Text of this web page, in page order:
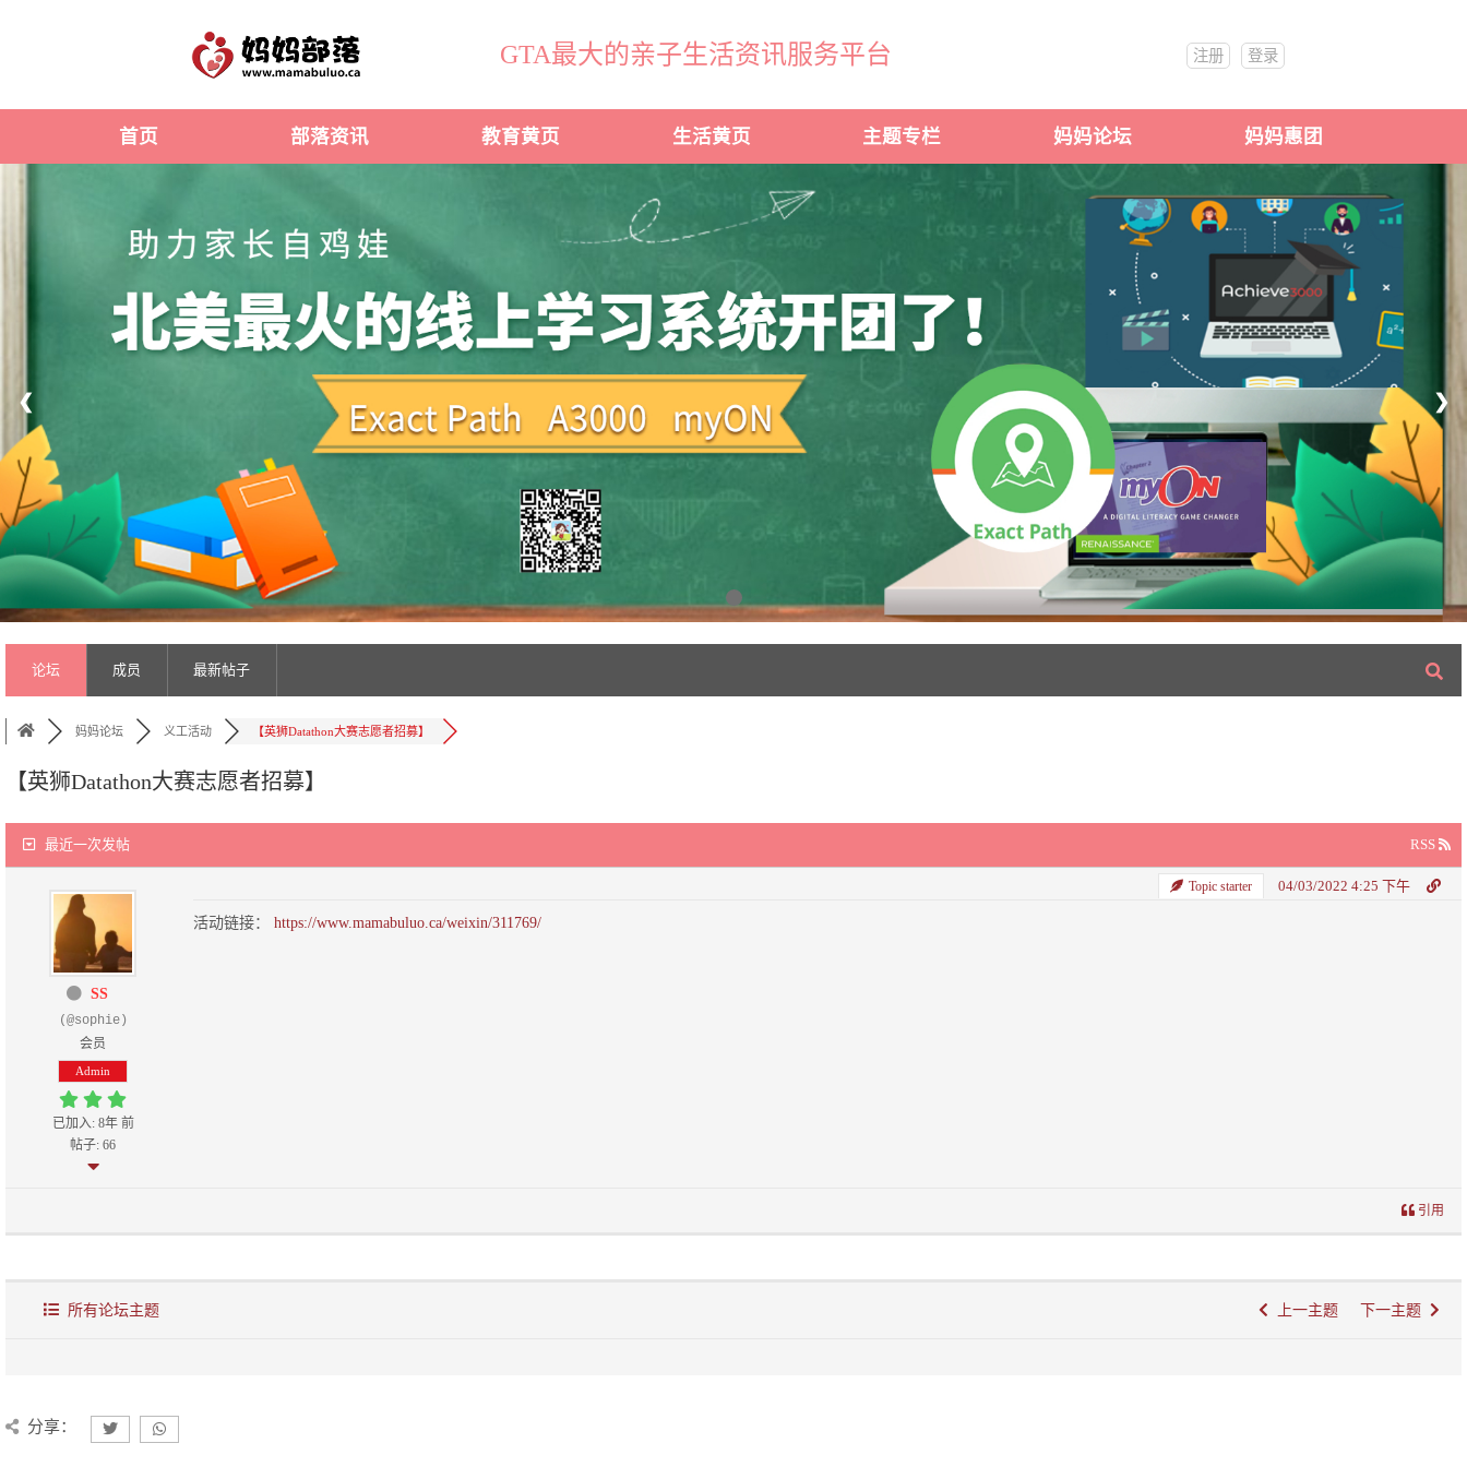
GTA最大的亲子生活资讯服务平台 注册 登录
首页 部落资讯 教育黄页 生活黄页 主题专栏 妈妈论坛 妈妈惠团
❮ ❯
论坛 成员 最新帖子
妈妈论坛 义工活动 【英狮Datathon大赛志愿者招募】
【英狮Datathon大赛志愿者招募】
最近一次发帖 RSS
SS
(@sophie)
会员
Admin
已加入: 8年 前
帖子: 66
Topic starter 04/03/2022 4:25 下午
活动链接： https://www.mamabuluo.ca/weixin/311769/
引用
所有论坛主题 上一主题 下一主题
分享：